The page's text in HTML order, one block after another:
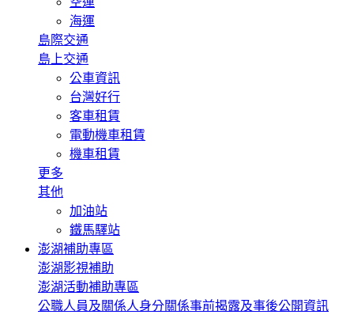
海運
島際交通
島上交通
公車資訊
台灣好行
客車租賃
電動機車租賃
機車租賃
更多
其他
加油站
鐵馬驛站
澎湖補助專區
澎湖影視補助
澎湖活動補助專區
公職人員及關係人身分關係事前揭露及事後公開資訊